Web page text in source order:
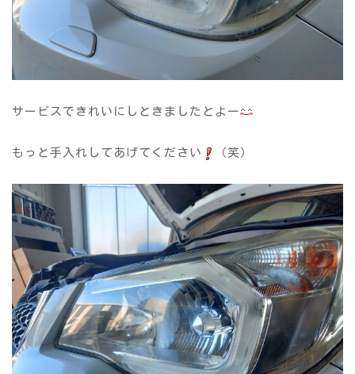
サービスできれいにしときましたとよー
もっと手入れしてあげてください （笑）